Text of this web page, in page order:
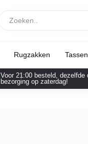
Rugzakken Tassen
Voor 21:00 besteld, dezelfde
bezorging op zaterdag!